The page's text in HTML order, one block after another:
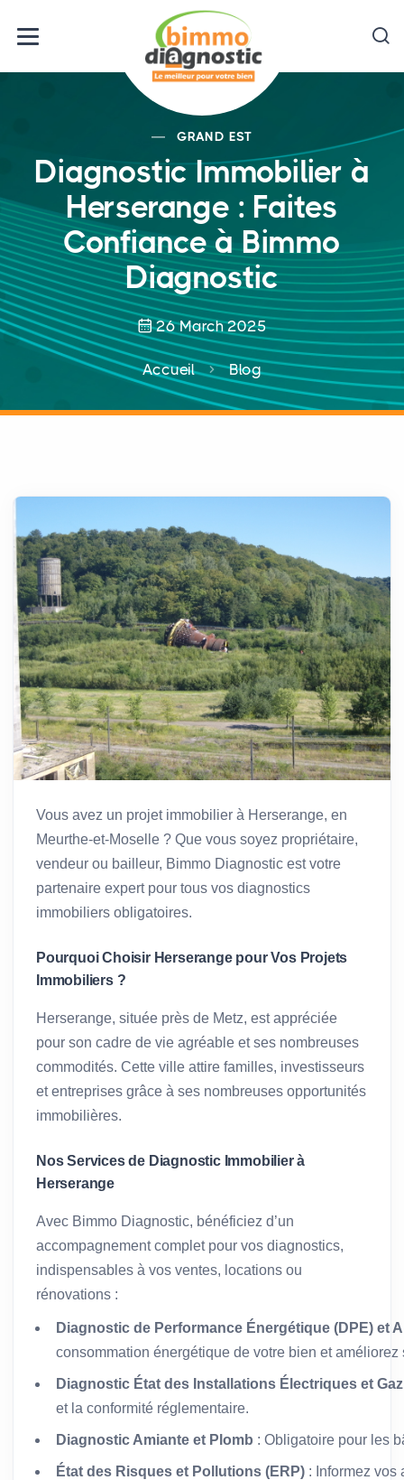
GRAND EST
Diagnostic Immobilier à
Herserange : Faites
Confiance à Bimmo
Diagnostic
26 March 2025
Accueil Blog
Vous avez un projet immobilier à Herserange, en
Meurthe-et-Moselle ? Que vous soyez propriétaire,
vendeur ou bailleur, Bimmo Diagnostic est votre
partenaire expert pour tous vos diagnostics
immobiliers obligatoires.
Pourquoi Choisir Herserange pour Vos Projets
Immobiliers ?
Herserange, située près de Metz, est appréciée
pour son cadre de vie agréable et ses nombreuses
commodités. Cette ville attire familles, investisseurs
et entreprises grâce à ses nombreuses opportunités
immobilières.
Nos Services de Diagnostic Immobilier à
Herserange
Avec Bimmo Diagnostic, bénéficiez d’un
accompagnement complet pour vos diagnostics,
indispensables à vos ventes, locations ou
rénovations :
Diagnostic de Performance Énergétique (DPE) et
consommation énergétique de votre bien et améliorez
Diagnostic État des Installations Électriques et Gaz
et la conformité réglementaire.
Diagnostic Amiante et Plomb : Obligatoire pour les
État des Risques et Pollutions (ERP) : Informez vos